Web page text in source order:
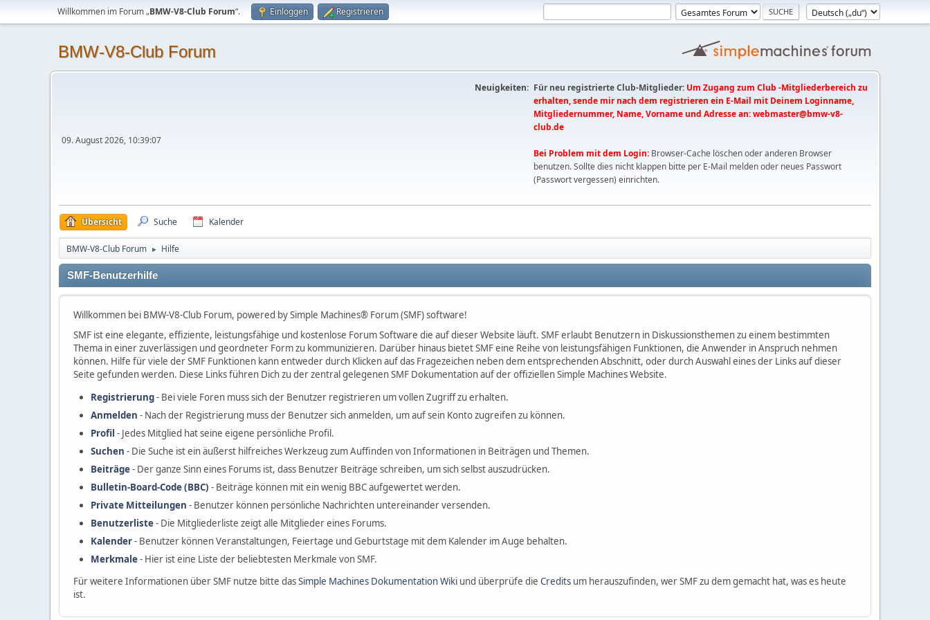
Willkommen im Forum „BMW-V8-Club Forum“. Einloggen Registrieren
BMW-V8-Club Forum
09. August 2026, 10:39:07
Neuigkeiten: Für neu registrierte Club-Mitglieder: Um Zugang zum Club -Mitgliederbereich zu
erhalten, sende mir nach dem registrieren ein E-Mail mit Deinem Loginname,
Mitgliedernummer, Name, Vorname und Adresse an:webmaster@bmw-v8-
club.de
Bei Problem mit dem Login: Browser-Cache löschen oder anderen Browser
benutzen. Sollte dies nicht klappen bitte per E-Mail melden oder neues Passwort
(Passwort vergessen) einrichten.
Übersicht Suche Kalender
BMW-V8-Club Forum ► Hilfe
SMF-Benutzerhilfe
Willkommen bei BMW-V8-Club Forum, powered by Simple Machines® Forum (SMF) software!
SMF ist eine elegante, effiziente, leistungsfähige und kostenlose Forum Software die auf dieser Website läuft. SMF erlaubt Benutzern in Diskussionsthemen zu einem bestimmten
Thema in einer zuverlässigen und geordneter Form zu kommunizieren. Darüber hinaus bietet SMF eine Reihe von leistungsfähigen Funktionen, die Anwender in Anspruch nehmen
können. Hilfe für viele der SMF Funktionen kann entweder durch Klicken auf das Fragezeichen neben dem entsprechenden Abschnitt, oder durch Auswahl eines der Links auf dieser
Seite gefunden werden. Diese Links führen Dich zu der zentral gelegenen SMF Dokumentation auf der offiziellen Simple Machines Website.
Registrierung- Bei viele Foren muss sich der Benutzer registrieren um vollen Zugriff zu erhalten.
Anmelden - Nach der Registrierung muss der Benutzer sich anmelden, um auf sein Konto zugreifen zu können.
Profil - Jedes Mitglied hat seine eigene persönliche Profil.
Suchen - Die Suche ist ein äußerst hilfreiches Werkzeug zum Auffinden von Informationen in Beiträgen und Themen.
Beiträge- Der ganze Sinn eines Forums ist, dass Benutzer Beiträge schreiben, um sich selbst auszudrücken.
Bulletin-Board-Code (BBC) - Beiträge können mit ein wenig BBC aufgewertet werden.
Private Mitteilungen - Benutzer können persönliche Nachrichten untereinander versenden.
Benutzerliste- Die Mitgliederliste zeigt alle Mitglieder eines Forums.
Kalender- Benutzer können Veranstaltungen, Feiertage und Geburtstage mit dem Kalender im Auge behalten.
Merkmale- Hier ist eine Liste der beliebtesten Merkmale von SMF.
Für weitere Informationen über SMF nutze bitte dasSimple Machines Dokumentation Wiki und überprüfe die Credits um herauszufinden, wer SMF zu dem gemacht hat, was es heute
ist.